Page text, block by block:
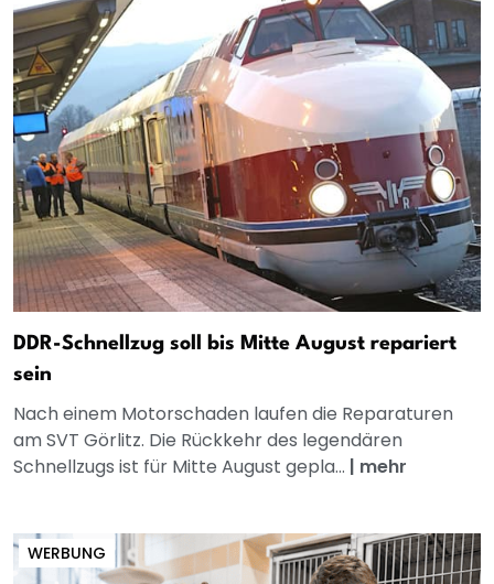
DDR-Schnellzug soll bis Mitte August repariert
sein
Nach einem Motorschaden laufen die Reparaturen
am SVT Görlitz. Die Rückkehr des legendären
Schnellzugs ist für Mitte August gepla... | mehr
WERBUNG